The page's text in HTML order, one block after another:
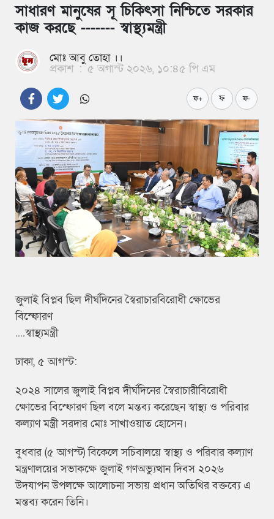
সাধারণ মানুষের সূ চিকিৎসা নিশ্চিতে সরকার
কাজ করছে ------- স্বাস্থ্যমন্ত্রী
মোঃ আবু তোহা ।।
প্রকাশ : ৫ অগাস্ট ২০২৬, ১০:৪৫ পি এম
ফ+ ফ ফ-
জুলাই বিপ্লব ছিল দীর্ঘদিনের স্বৈরাচারবিরোধী ক্ষোভের
বিস্ফোরণ
....স্বাস্থ্যমন্ত্রী
ঢাকা, ৫ আগস্ট:
২০২৪ সালের জুলাই বিপ্লব দীর্ঘদিনের স্বৈরাচারীবিরোধী
ক্ষোভের বিস্ফোরণ ছিল বলে মন্তব্য করেছেন স্বাস্থ্য ও পরিবার
কল্যাণ মন্ত্রী সরদার মোঃ সাখাওয়াত হোসেন।
বুধবার (৫ আগস্ট) বিকেলে সচিবালয়ে স্বাস্থ্য ও পরিবার কল্যাণ
মন্ত্রণালয়ের সভাকক্ষে জুলাই গণঅভ্যুত্থান দিবস ২০২৬
উদযাপন উপলক্ষে আলোচনা সভায় প্রধান অতিথির বক্তব্যে এ
মন্তব্য করেন তিনি।